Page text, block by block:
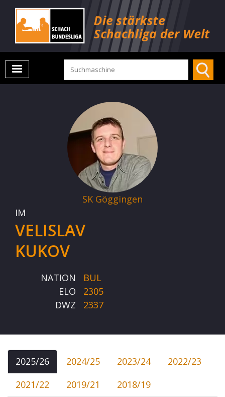
SK Göggingen
IM
VELISLAV
KUKOV
NATION
BUL
ELO
2305
DWZ
2337
2025/26 2024/25 2023/24
2022/23
2021/22
2019/21
2018/19